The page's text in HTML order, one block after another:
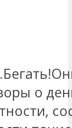
о